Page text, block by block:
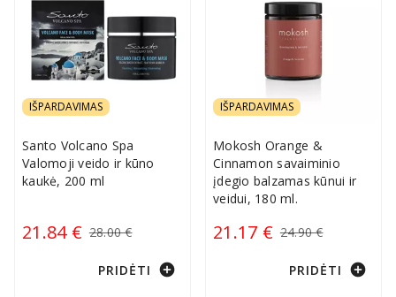
IŠPARDAVIMAS
Santo Volcano Spa
Valomoji veido ir kūno
kaukė, 200 ml
21.84 € 28.00 €
PRIDĖTI add_circle
IŠPARDAVIMAS
Mokosh Orange &
Cinnamon savaiminio
įdegio balzamas kūnui ir
veidui, 180 ml.
21.17 € 24.90 €
PRIDĖTI add_circle